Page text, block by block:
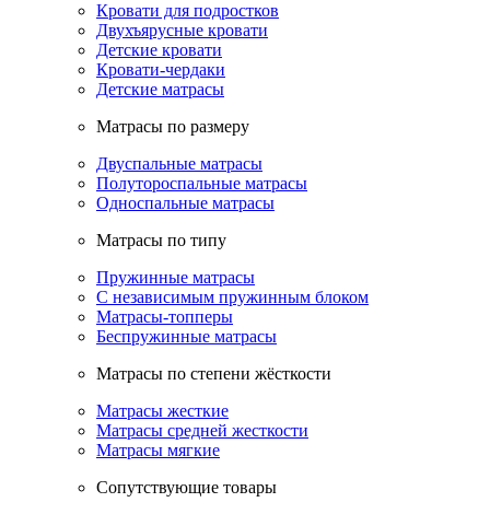
Кровати для подростков
Двухъярусные кровати
Детские кровати
Кровати-чердаки
Детские матрасы
Матрасы по размеру
Двуспальные матрасы
Полутороспальные матрасы
Односпальные матрасы
Матрасы по типу
Пружинные матрасы
С независимым пружинным блоком
Матрасы-топперы
Беспружинные матрасы
Матрасы по степени жёсткости
Матрасы жесткие
Матрасы средней жесткости
Матрасы мягкие
Сопутствующие товары